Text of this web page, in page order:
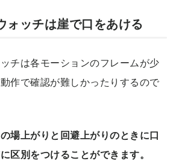
ォッチは崖で口をあける
チは各モーションのフレームが少
作で確認が難しかったりするので
場上がりと回避上がりのときに口
区別をつけることができます。